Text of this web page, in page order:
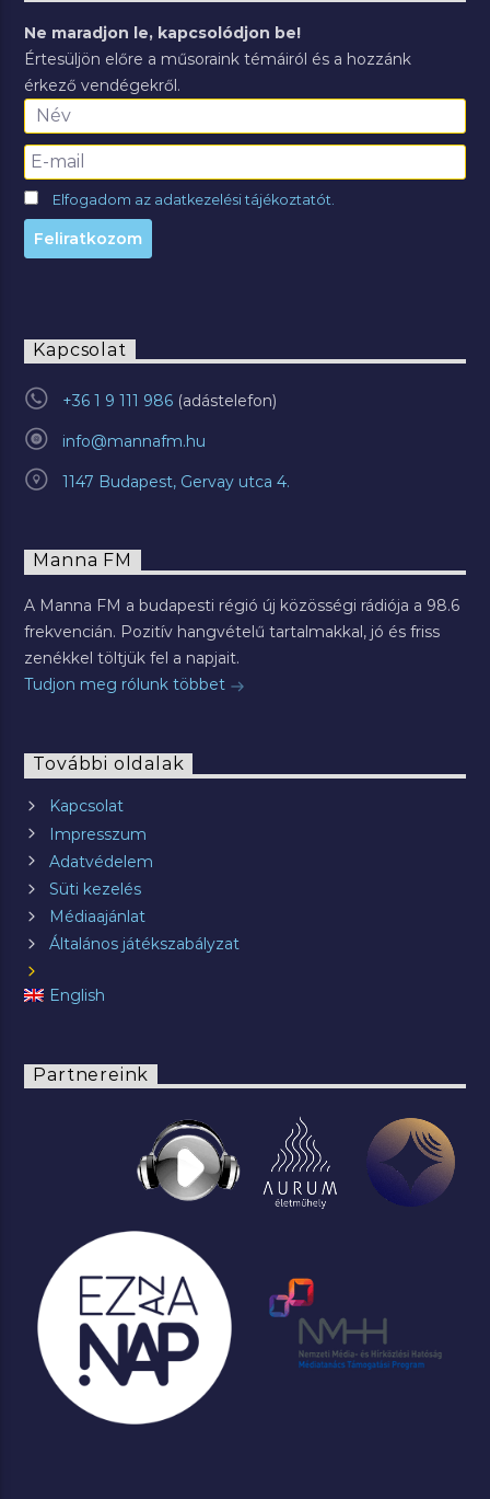
Ne maradjon le, kapcsolódjon be!
Értesüljön előre a műsoraink témáiról és a hozzánk
érkező vendégekről.
Elfogadom az adatkezelési tájékoztatót.
Kapcsolat
+36 1 9 111 986
info@mannafm.hu
1147 Budapest, Gervay utca 4.
Manna FM
A Manna FM a budapesti régió új közösségi rádiója a 98.6
frekvencián. Pozitív hangvételű tartalmakkal, jó és friss
zenékkel töltjük fel a napjait.
Tudjon meg rólunk többet
További oldalak
Kapcsolat
Impresszum
Adatvédelem
Süti kezelés
Médiaajánlat
Általános játékszabályzat
English
Partnereink